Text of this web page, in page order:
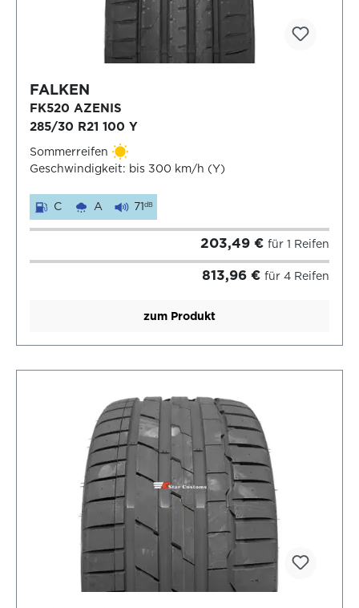
FALKEN
FK520 AZENIS
285/30 R21 100 Y
Sommerreifen
Geschwindigkeit: bis 300 km/h (Y)
C A 71dB
203,49 € für 1 Reifen
813,96 € für 4 Reifen
zum Produkt